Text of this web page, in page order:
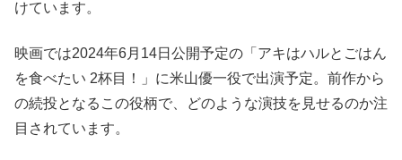
けています。
映画では2024年6月14日公開予定の「アキはハルとごはん
を食べたい 2杯目！」に米山優一役で出演予定。前作から
の続投となるこの役柄で、どのような演技を見せるのか注
目されています。